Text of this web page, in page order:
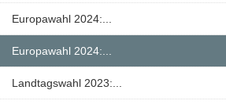
Europawahl 2024:...
Europawahl 2024:...
Landtagswahl 2023:...